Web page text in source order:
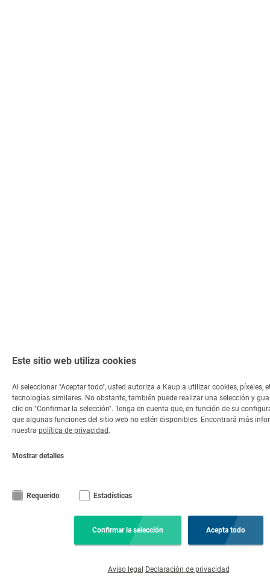
Este sitio web utiliza cookies
Al seleccionar "Aceptar todo", usted autoriza a Kaup a utilizar cookies, píxeles,
tecnologías similares. No obstante, también puede realizar una selección y
clic en "Confirmar la selección". Tenga en cuenta que, en función de su
que algunas funciones del sitio web no estén disponibles. Encontrará más
nuestra política de privacidad .
Mostrar detalles
Requerido Estadísticas
Aviso legal Declaración de privacidad
Confirmar la selección Acepta todo